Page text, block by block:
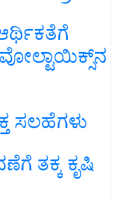
ಸಲಹೆಗಳು
ತಕ್ಕ ಕೃಷಿ